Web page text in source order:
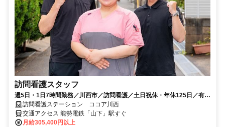
訪問看護スタッフ
週5日・1日7時間勤務／川西市／訪問看護／土日祝休・年休125日／有給
休暇取得率100％／車通勤可◎
訪問看護ステーション ココア川西
交通アクセス 能勢電鉄「山下」駅すぐ
月給305,400円以上